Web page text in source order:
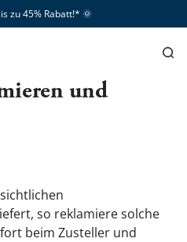
zu 45% Rabatt!*​ 🌞
und
so reklamiere solche
beim Zusteller und